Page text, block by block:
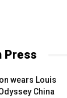
Press
wears Louis
China